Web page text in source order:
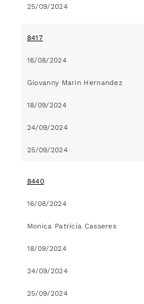
25/09/2024
8417
16/08/2024
Giovanny Marin Hernandez
18/09/2024
24/09/2024
25/09/2024
8440
16/08/2024
Monica Patricia Casseres
18/09/2024
24/09/2024
25/09/2024